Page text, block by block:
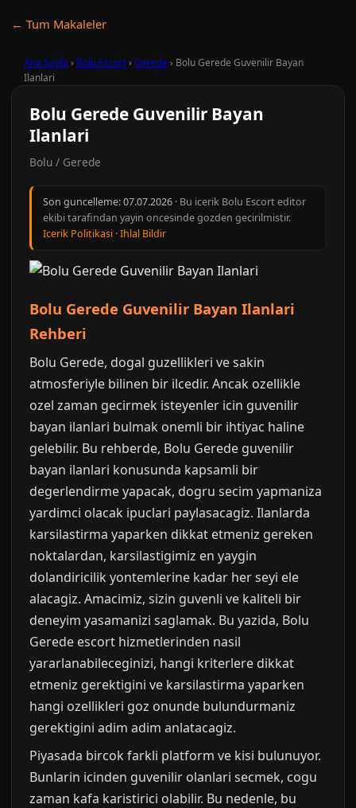
← Tum Makaleler
Ana Sayfa › Bolu Escort› Gerede› Bolu Gerede Guvenilir Bayan
Ilanlari
Bolu Gerede Guvenilir Bayan
Ilanlari
Bolu / Gerede
Son guncelleme:07.07.2026 · Bu icerik Bolu Escort editor
ekibi tarafindan yayin oncesinde gozden gecirilmistir.
Icerik Politikasi ·Ihlal Bildir
Bolu Gerede Guvenilir Bayan Ilanlari
Rehberi
Bolu Gerede, dogal guzellikleri ve sakin
atmosferiyle bilinen bir ilcedir. Ancak ozellikle
ozel zaman gecirmek isteyenler icin guvenilir
bayan ilanlari bulmak onemli bir ihtiyac haline
gelebilir. Bu rehberde, Bolu Gerede guvenilir
bayan ilanlari konusunda kapsamli bir
degerlendirme yapacak, dogru secim yapmaniza
yardimci olacak ipuclari paylasacagiz. Ilanlarda
karsilastirma yaparken dikkat etmeniz gereken
noktalardan, karsilastigimiz en yaygin
dolandiricilik yontemlerine kadar her seyi ele
alacagiz. Amacimiz, sizin guvenli ve kaliteli bir
deneyim yasamanizi saglamak. Bu yazida, Bolu
Gerede escort hizmetlerinden nasil
yararlanabileceginizi, hangi kriterlere dikkat
etmeniz gerektigini ve karsilastirma yaparken
hangi ozellikleri goz onunde bulundurmaniz
gerektigini adim adim anlatacagiz.
Piyasada bircok farkli platform ve kisi bulunuyor.
Bunlarin icinden guvenilir olanlari secmek, cogu
zaman kafa karistirici olabilir. Bu nedenle, bu